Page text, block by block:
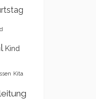
Kind
Kita